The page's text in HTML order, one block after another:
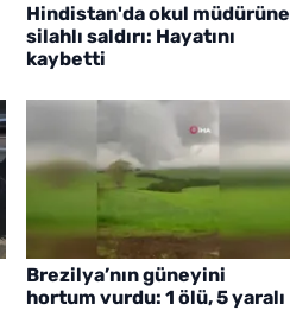
Hindistan'da okul müdürüne
silahlı saldırı: Hayatını
kaybetti
Brezilya’nın güneyini
hortum vurdu: 1 ölü, 5 yaralı